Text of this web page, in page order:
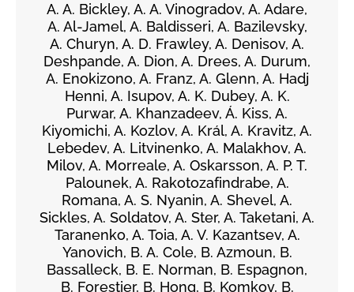
A. A. Bickley, A. A. Vinogradov, A. Adare,
A. Al-Jamel, A. Baldisseri, A. Bazilevsky,
A. Churyn, A. D. Frawley, A. Denisov, A.
Deshpande, A. Dion, A. Drees, A. Durum,
A. Enokizono, A. Franz, A. Glenn, A. Hadj
Henni, A. Isupov, A. K. Dubey, A. K.
Purwar, A. Khanzadeev, Á. Kiss, A.
Kiyomichi, A. Kozlov, A. Král, A. Kravitz, A.
Lebedev, A. Litvinenko, A. Malakhov, A.
Milov, A. Morreale, A. Oskarsson, A. P. T.
Palounek, A. Rakotozafindrabe, A.
Romana, A. S. Nyanin, A. Shevel, A.
Sickles, A. Soldatov, A. Ster, A. Taketani, A.
Taranenko, A. Toia, A. V. Kazantsev, A.
Yanovich, B. A. Cole, B. Azmoun, B.
Bassalleck, B. E. Norman, B. Espagnon,
B. Forestier, B. Hong, B. Komkov, B.